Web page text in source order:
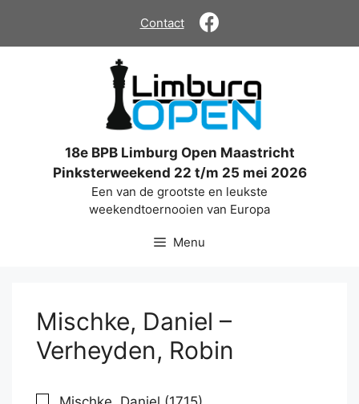
de
Contact
18e BPB Limburg Open Maastricht
Pinksterweekend 22 t/m 25 mei 2026
Een van de grootste en leukste
weekendtoernooien van Europa
Menu
Mischke, Daniel –
Verheyden, Robin